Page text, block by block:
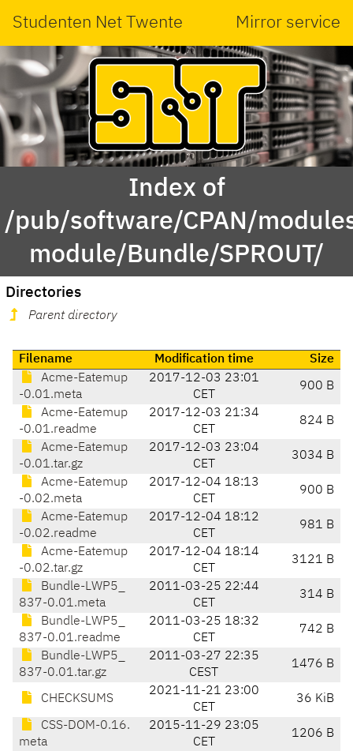
Studenten Net Twente Mirror service
Index of
/pub/software/CPAN/
module/Bundle/SPROUT/
Directories
Parent directory
Filename Modification time
Size
Acme-Eatemup
-0.01.meta
2017-12-03 23:01
CET
900 B
Acme-Eatemup
-0.01.readme
2017-12-03 21:34
CET
824 B
Acme-Eatemup
-0.01.tar.gz
2017-12-03 23:04
CET
3034 B
Acme-Eatemup
-0.02.meta
2017-12-04 18:13
CET
900 B
Acme-Eatemup
-0.02.readme
2017-12-04 18:12
CET
981 B
Acme-Eatemup
-0.02.tar.gz
2017-12-04 18:14
CET
3121 B
Bundle-LWP5_
837-0.01.meta
2011-03-25 22:44
CET
314 B
Bundle-LWP5_
837-0.01.readme
2011-03-25 18:32
CET
742 B
Bundle-LWP5_
837-0.01.tar.gz
2011-03-27 22:35
CEST
1476 B
CHECKSUMS
2021-11-21 23:00
CET
36 KiB
CSS-DOM-0.16.
meta
2015-11-29 23:05
CET
1206 B